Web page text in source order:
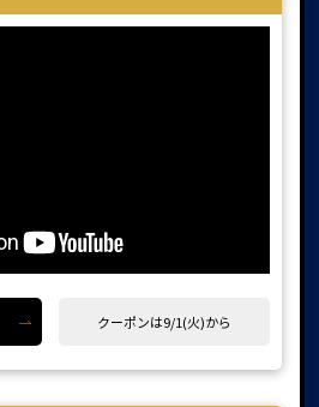
クーポンは9/1(火)から